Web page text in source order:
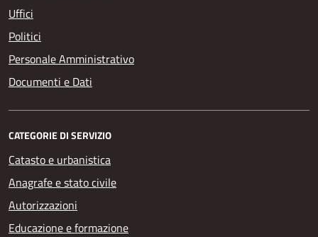
Uffici
Politici
Personale Amministrativo
Documenti e Dati
CATEGORIE DI SERVIZIO
Catasto e urbanistica
Anagrafe e stato civile
Autorizzazioni
Educazione e formazione